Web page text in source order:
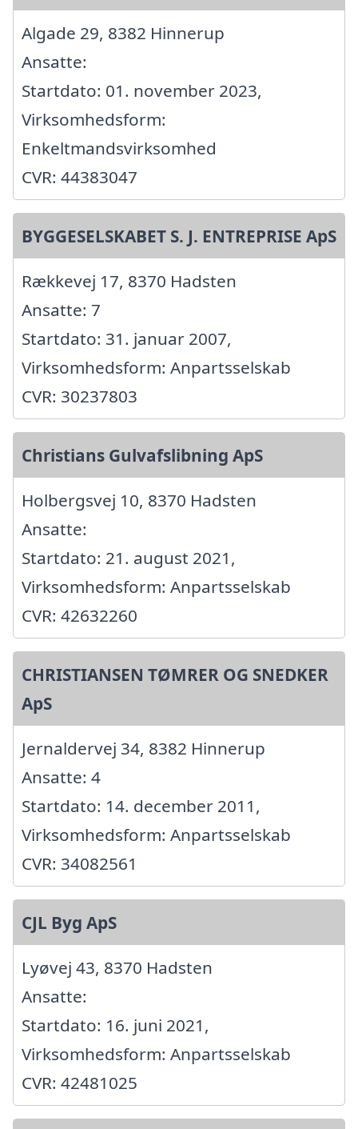
Algade 29, 8382 Hinnerup
Ansatte:
Startdato: 01. november 2023,
Virksomhedsform:
Enkeltmandsvirksomhed
CVR: 44383047
BYGGESELSKABET S. J. ENTREPRISE ApS
Rækkevej 17, 8370 Hadsten
Ansatte: 7
Startdato: 31. januar 2007,
Virksomhedsform: Anpartsselskab
CVR: 30237803
Christians Gulvafslibning ApS
Holbergsvej 10, 8370 Hadsten
Ansatte:
Startdato: 21. august 2021,
Virksomhedsform: Anpartsselskab
CVR: 42632260
CHRISTIANSEN TØMRER OG SNEDKER
ApS
Jernaldervej 34, 8382 Hinnerup
Ansatte: 4
Startdato: 14. december 2011,
Virksomhedsform: Anpartsselskab
CVR: 34082561
CJL Byg ApS
Lyøvej 43, 8370 Hadsten
Ansatte:
Startdato: 16. juni 2021,
Virksomhedsform: Anpartsselskab
CVR: 42481025